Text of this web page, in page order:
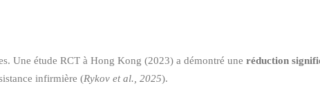
Une étude RCT à Hong Kong (2023) a démontré une réduction
infirmière (Rykov et al., 2025).